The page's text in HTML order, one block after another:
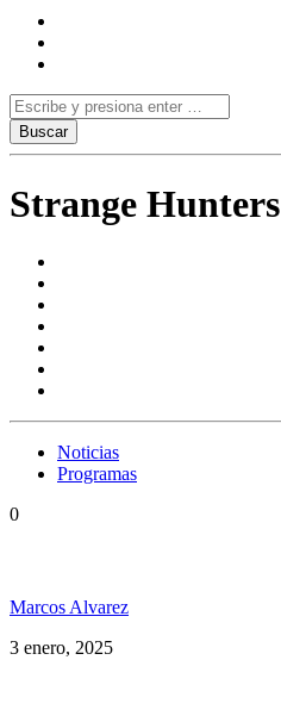
Strange Hunters
Noticias
Programas
0
Marcos Alvarez
3 enero, 2025